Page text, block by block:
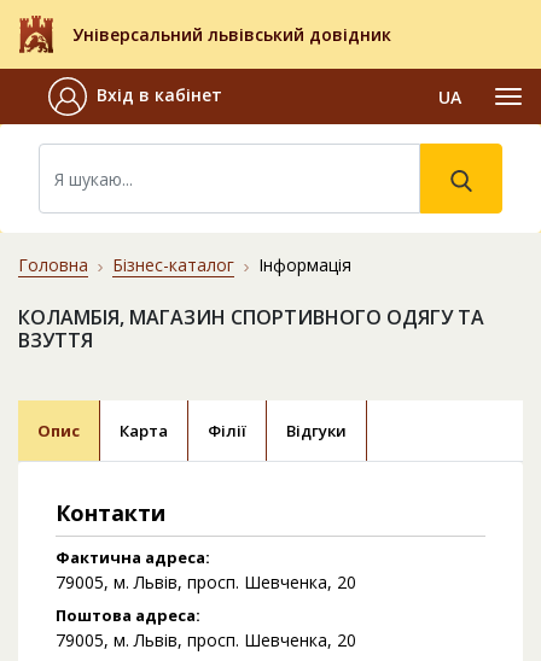
Універсальний львівський довідник
Вхід в кабінет UA
Головна Бізнес-каталог Інформація
КОЛАМБІЯ, МАГАЗИН СПОРТИВНОГО ОДЯГУ ТА
ВЗУТТЯ
Опис Карта Філії Відгуки
Контакти
Фактична адреса:
79005, м. Львів, просп. Шевченка, 20
Поштова адреса:
79005, м. Львів, просп. Шевченка, 20